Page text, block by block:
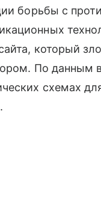
борьбы с
который
По данным
схемах